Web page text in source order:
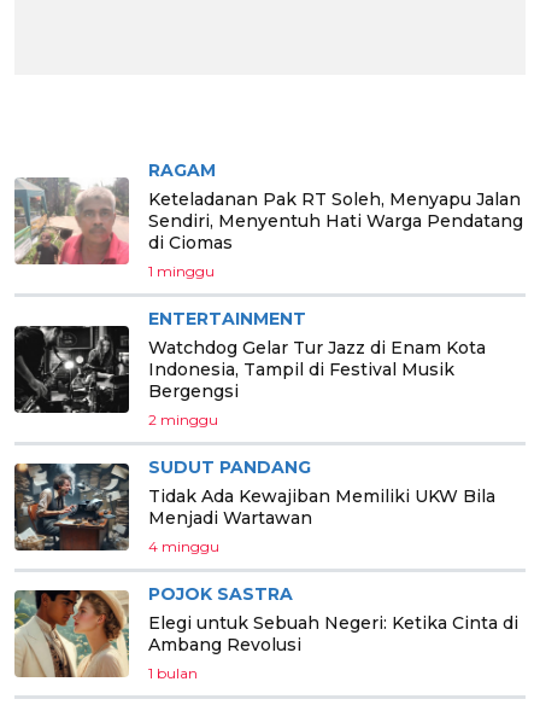
RAGAM
Keteladanan Pak RT Soleh, Menyapu Jalan
Sendiri, Menyentuh Hati Warga Pendatang
di Ciomas
1 minggu
ENTERTAINMENT
Watchdog Gelar Tur Jazz di Enam Kota
Indonesia, Tampil di Festival Musik
Bergengsi
2 minggu
SUDUT PANDANG
Tidak Ada Kewajiban Memiliki UKW Bila
Menjadi Wartawan
4 minggu
POJOK SASTRA
Elegi untuk Sebuah Negeri: Ketika Cinta di
Ambang Revolusi
1 bulan